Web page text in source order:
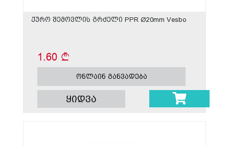
ქურო შემოვლის გრძელი PPR Ø20mm Vesbo
1.60
ონლაინ განვადება
ყიდვა